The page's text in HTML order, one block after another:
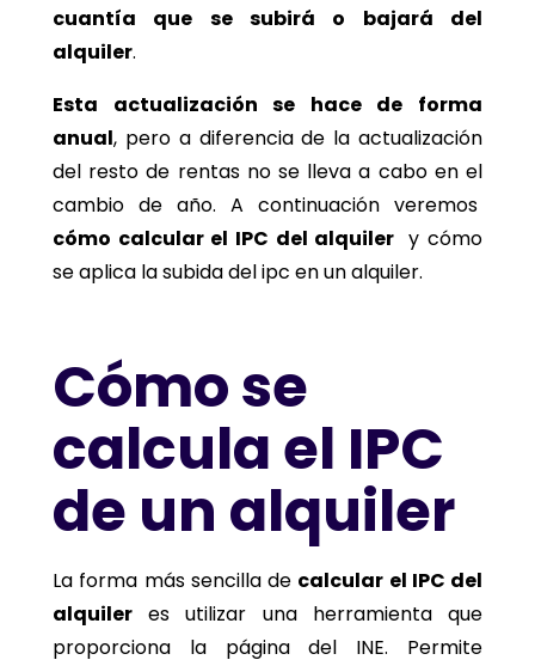
cuantía que se subirá o bajará del
alquiler.
Esta actualización se hace de forma
anual, pero a diferencia de la actualización
del resto de rentas no se lleva a cabo en el
cambio de año. A continuación veremos
cómo calcular el IPC del alquiler y cómo
se aplica la subida del ipc en un alquiler.
Cómo se
calcula el IPC
de un alquiler
La forma más sencilla de calcular el IPC del
alquiler es utilizar una herramienta que
proporciona la página del INE. Permite